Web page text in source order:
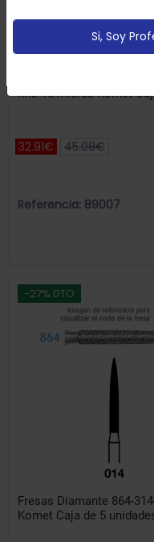
fino 15 micras Komet
32.91€ 45.08€
Referencia: 89007
-27% DTO
Fresas Diamante 864-
Komet Caja de 5
páginas vistitadas).
Si, Soy